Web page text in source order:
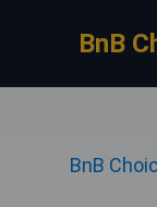
BnB
BnB